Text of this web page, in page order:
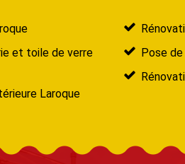
et toile de verre
Laroque
Pose